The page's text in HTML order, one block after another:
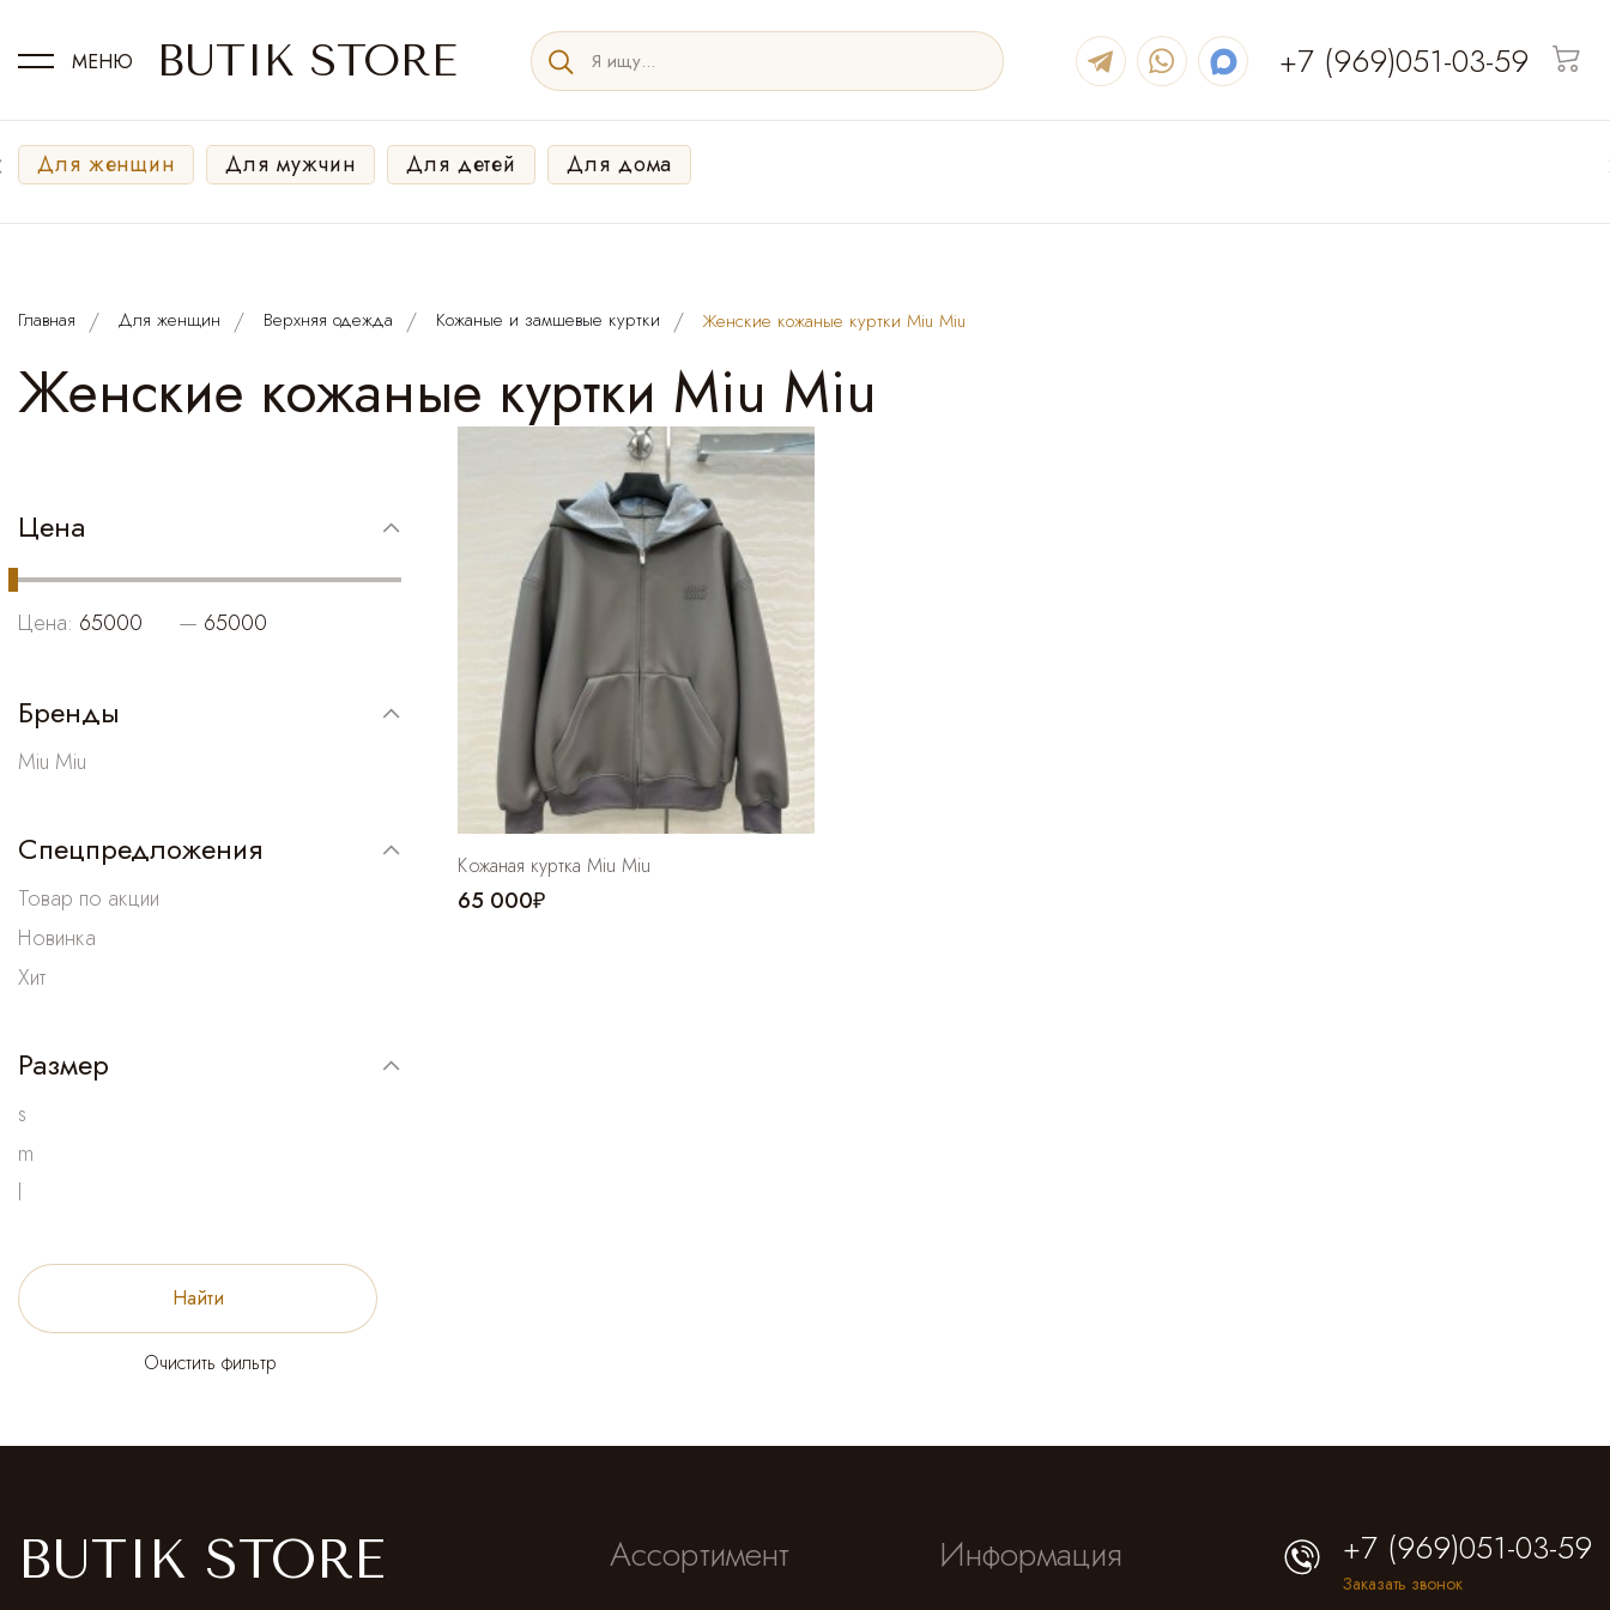
МЕНЮ BUTIK STORE +7 (969)051-03-59
Для женщин Для мужчин Для детей Для дома
Главная Для женщин Верхняя одежда Кожаные и замшевые куртки Женские кожаные куртки Miu Miu
Женские кожаные куртки Miu Miu
Цена
Цена: —
Бренды
Miu Miu
Спецпредложения
Товар по акции
Новинка
Хит
Размер
s
m
l
Найти
Очистить фильтр
Кожаная куртка Miu Miu
65 000₽
BUTIK STORE Ассортимент Информация +7 (969)051-03-59
Заказать звонок